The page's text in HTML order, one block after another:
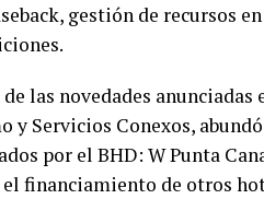
gestión de recursos
las novedades anunciadas
y Servicios Conexos,
por el BHD: W Punta
el financiamiento de otros